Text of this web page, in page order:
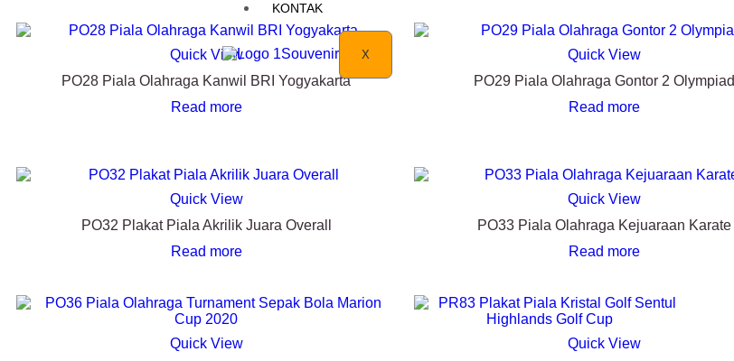
KONTAK
X
Quick View
PO28 Piala Olahraga Kanwil BRI Yogyakarta
Read more
Quick View
PO29 Piala Olahraga Gontor 2 Olympiad
Read more
Quick View
PO32 Plakat Piala Akrilik Juara Overall
Read more
Quick View
PO33 Piala Olahraga Kejuaraan Karate
Read more
Quick View
Quick View